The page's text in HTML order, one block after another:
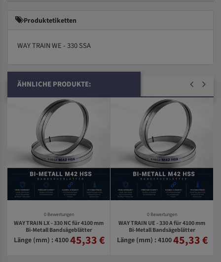
Produktetiketten
WAY TRAIN WE - 330 SSA
ÄHNLICHE PRODUKTE:
0 Bewertungen
WAY TRAIN LX - 330 NC für 4100 mm
Bi-Metall Bandsägeblätter
Länge (mm) : 410045,33 €
0 Bewertungen
WAY TRAIN UE - 330 A für 4100 mm
Bi-Metall Bandsägeblätter
Länge (mm) : 410045,33 €